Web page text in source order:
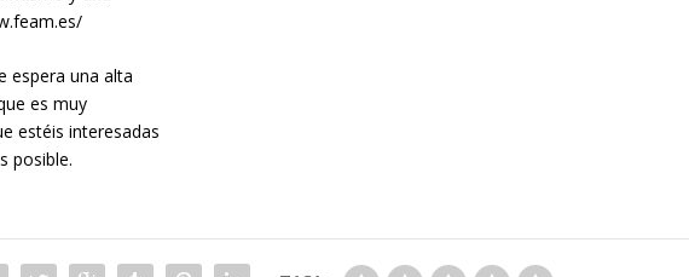
espera una alta
es muy
estéis interesadas
posible.